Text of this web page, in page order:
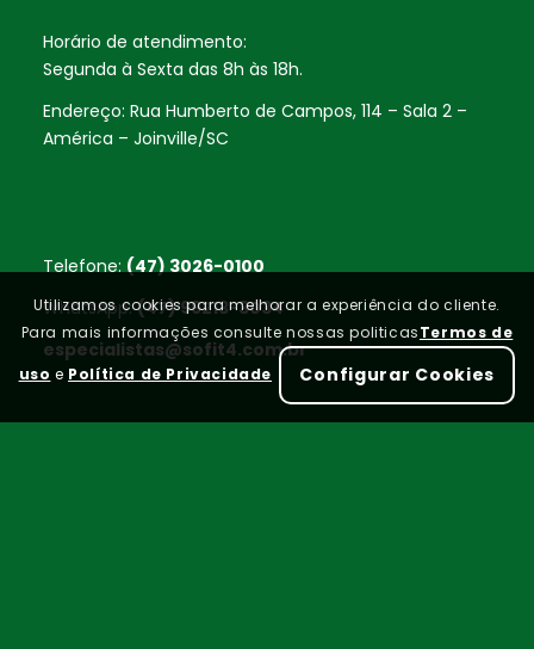
Horário de atendimento:
Segunda à Sexta das 8h às 18h.
Endereço: Rua Humberto de Campos, 114 – Sala 2 –
América – Joinville/SC
Telefone: (47) 3026-0100
WhatsApp:(47) 99213-3034
especialistas@sofit4.com.br
Utilizamos cookies para melhorar a experiência do cliente.
Para mais informações consulte nossas politicasTermos de
uso e Política de Privacidade Configurar Cookies